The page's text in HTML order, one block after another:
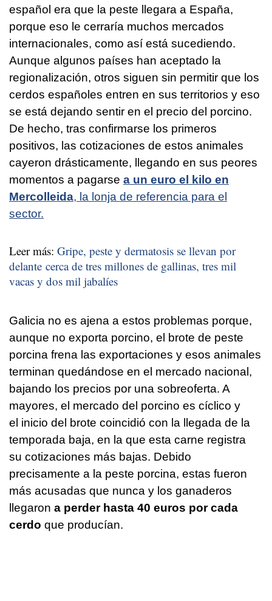
español era que la peste llegara a España,
porque eso le cerraría muchos mercados
internacionales, como así está sucediendo.
Aunque algunos países han aceptado la
regionalización, otros siguen sin permitir que los
cerdos españoles entren en sus territorios y eso
se está dejando sentir en el precio del porcino.
De hecho, tras confirmarse los primeros
positivos, las cotizaciones de estos animales
cayeron drásticamente, llegando en sus peores
momentos a pagarse a un euro el kilo en
Mercolleida, la lonja de referencia para el
sector.
Leer más: Gripe, peste y dermatosis se llevan por
delante cerca de tres millones de gallinas, tres mil
vacas y dos mil jabalíes
Galicia no es ajena a estos problemas porque,
aunque no exporta porcino, el brote de peste
porcina frena las exportaciones y esos animales
terminan quedándose en el mercado nacional,
bajando los precios por una sobreoferta. A
mayores, el mercado del porcino es cíclico y
el inicio del brote coincidió con la llegada de la
temporada baja, en la que esta carne registra
su cotizaciones más bajas. Debido
precisamente a la peste porcina, estas fueron
más acusadas que nunca y los ganaderos
llegaron a perder hasta 40 euros por cada
cerdo que producían.